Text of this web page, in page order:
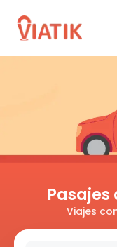
Pasajes
Viajes